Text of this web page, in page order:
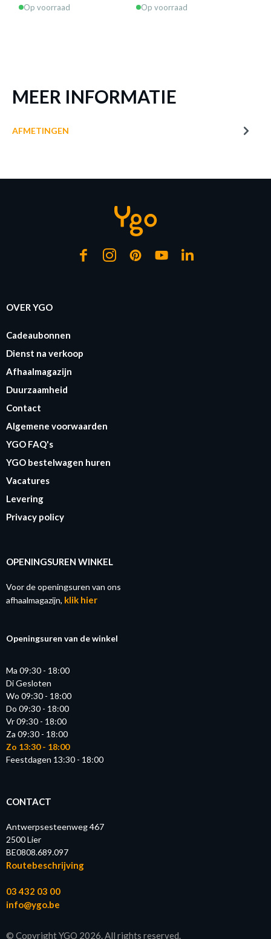
Op voorraad Op voorraad
MEER INFORMATIE
AFMETINGEN
€ 4,20
OVER YGO
Cadeaubonnen
Dienst na verkoop
Afhaalmagazijn
Duurzaamheid
Contact
Algemene voorwaarden
YGO FAQ's
YGO bestelwagen huren
Vacatures
Levering
Privacy policy
OPENINGSUREN WINKEL
Voor de openingsuren van ons
afhaalmagazijn, klik hier
Openingsuren van de winkel
Ma 09:30 - 18:00
Di Gesloten
Wo 09:30 - 18:00
Do 09:30 - 18:00
Vr 09:30 - 18:00
Za 09:30 - 18:00
Zo 13:30 - 18:00
Feestdagen 13:30 - 18:00
CONTACT
Antwerpsesteenweg 467
2500 Lier
BE0808.689.097
Routebeschrijving
03 432 03 00
info@ygo.be
© Copyright YGO 2026. All rights reserved.